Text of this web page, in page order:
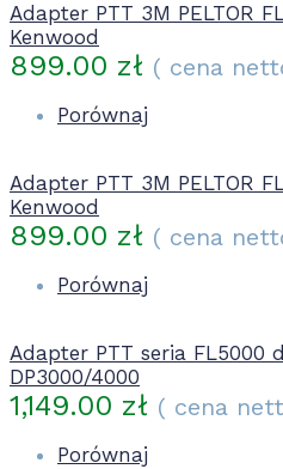
Adapter PTT 3M PELTOR
Kenwood
899.00 zł ( cena
Porównaj
Adapter PTT 3M PELTOR
Kenwood
899.00 zł ( cena
Porównaj
Adapter PTT seria FL5000
DP3000/4000
1,149.00 zł ( cena
Porównaj